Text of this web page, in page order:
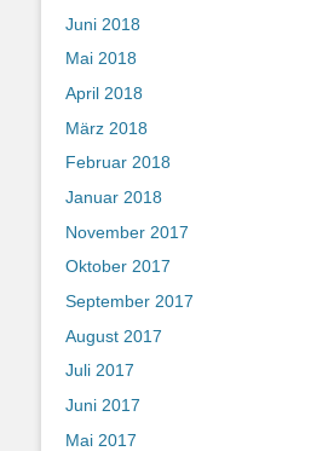
Juni 2018
Mai 2018
April 2018
März 2018
Februar 2018
Januar 2018
November 2017
Oktober 2017
September 2017
August 2017
Juli 2017
Juni 2017
Mai 2017